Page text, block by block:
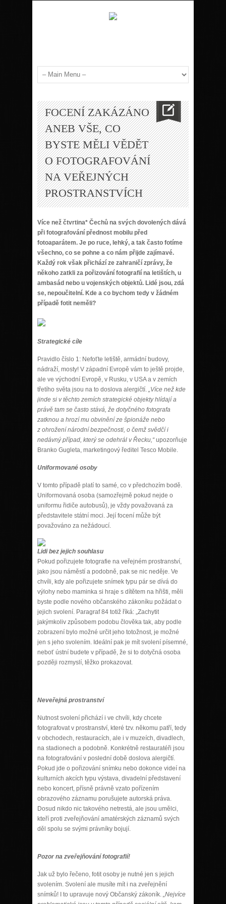
FOCENÍ ZAKÁZÁNO
ANEB VŠE, CO
BYSTE MĚLI VĚDĚT
O FOTOGRAFOVÁNÍ
NA VEŘEJNÝCH
PROSTRANSTVÍCH
Více než čtvrtina* Čechů na svých dovolených dává
při fotografování přednost mobilu před
fotoaparátem. Je po ruce, lehký, a tak často fotíme
všechno, co se pohne a co nám přijde zajímavé.
Každý rok však přichází ze zahraničí zprávy, že
někoho zatkli za pořizování fotografií na letištích, u
ambasád nebo u vojenských objektů. Lidé jsou, zdá
se, nepoučitelní. Kde a co bychom tedy v žádném
případě fotit neměli?
Strategické cíle
Pravidlo číslo 1: Nefoťte letiště, armádní budovy,
nádraží, mosty! V západní Evropě vám to ještě projde,
ale ve východní Evropě, v Rusku, v USA a v zemích
třetího světa jsou na to doslova alergičtí. „Více než kde
jinde si v těchto zemích strategické objekty hlídají a
právě tam se často stává, že dotyčného fotografa
zatknou a hrozí mu obvinění ze špionáže nebo
z ohrožení národní bezpečnosti, o čemž svědčí i
nedávný případ, který se odehrál v Řecku,“upozorňuje
Branko Gugleta, marketingový ředitel Tesco Mobile.
Uniformované osoby
V tomto případě platí to samé, co v předchozím bodě.
Uniformovaná osoba (samozřejmě pokud nejde o
uniformu řidiče autobusů), je vždy považovaná za
představitele státní moci. Její focení může být
považováno za nežádoucí.
Lidi bez jejich souhlasu
Pokud pořizujete fotografie na veřejném prostranství,
jako jsou náměstí a podobně, pak se nic neděje. Ve
chvíli, kdy ale pořizujete snímek typu pár se dívá do
výlohy nebo maminka si hraje s dítětem na hřišti, měli
byste podle nového občanského zákoníku požádat o
jejich svolení. Paragraf 84 totiž říká: „Zachytit
jakýmkoliv způsobem podobu člověka tak, aby podle
zobrazení bylo možné určit jeho totožnost, je možné
jen s jeho svolením. Ideální pak je mít svolení písemné,
neboť ústní budete v případě, že si to dotyčná osoba
později rozmyslí, těžko prokazovat.
Neveřejná prostranství
Nutnost svolení přichází i ve chvíli, kdy chcete
fotografovat v prostranství, které tzv. někomu patří, tedy
v obchodech, restauracích, ale i v muzeích, divadlech,
na stadionech a podobně. Konkrétně restauratéři jsou
na fotografování v poslední době doslova alergičtí.
Pokud jde o pořizování snímku nebo dokonce videí na
kulturních akcích typu výstava, divadelní představení
nebo koncert, přísně právně vzato pořízením
obrazového záznamu porušujete autorská práva.
Dosud nikdo nic takového netrestá, ale jsou umělci,
kteří proti zveřejňování amatérských záznamů svých
děl spolu se svými právníky bojují.
Pozor na zveřejňování fotografií!
Jak už bylo řečeno, fotit osoby je nutné jen s jejich
svolením. Svolení ale musíte mít i na zveřejnění
snímků! I to upravuje nový Občanský zákoník. „Nejvíce